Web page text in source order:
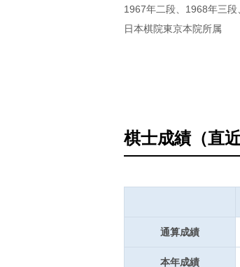
1967年二段、1968年三
日本棋院東京本院所属
棋士成績（直
通算成績
本年成績